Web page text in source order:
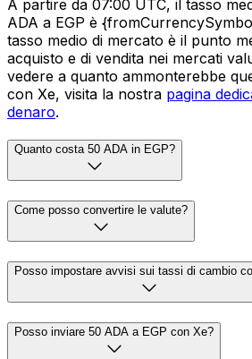
A partire da 07:00 UTC, il tasso
ADA a EGP è
tasso medio di mercato è il punto
acquisto e di vendita nei mercati
vedere a quanto ammonterebbe
con Xe, visita la nostra pagina
denaro.
Quanto costa 50 ADA in EGP?
Come posso convertire le valute?
Posso impostare avvisi sui tassi di cambio
Posso inviare 50 ADA a EGP con Xe?